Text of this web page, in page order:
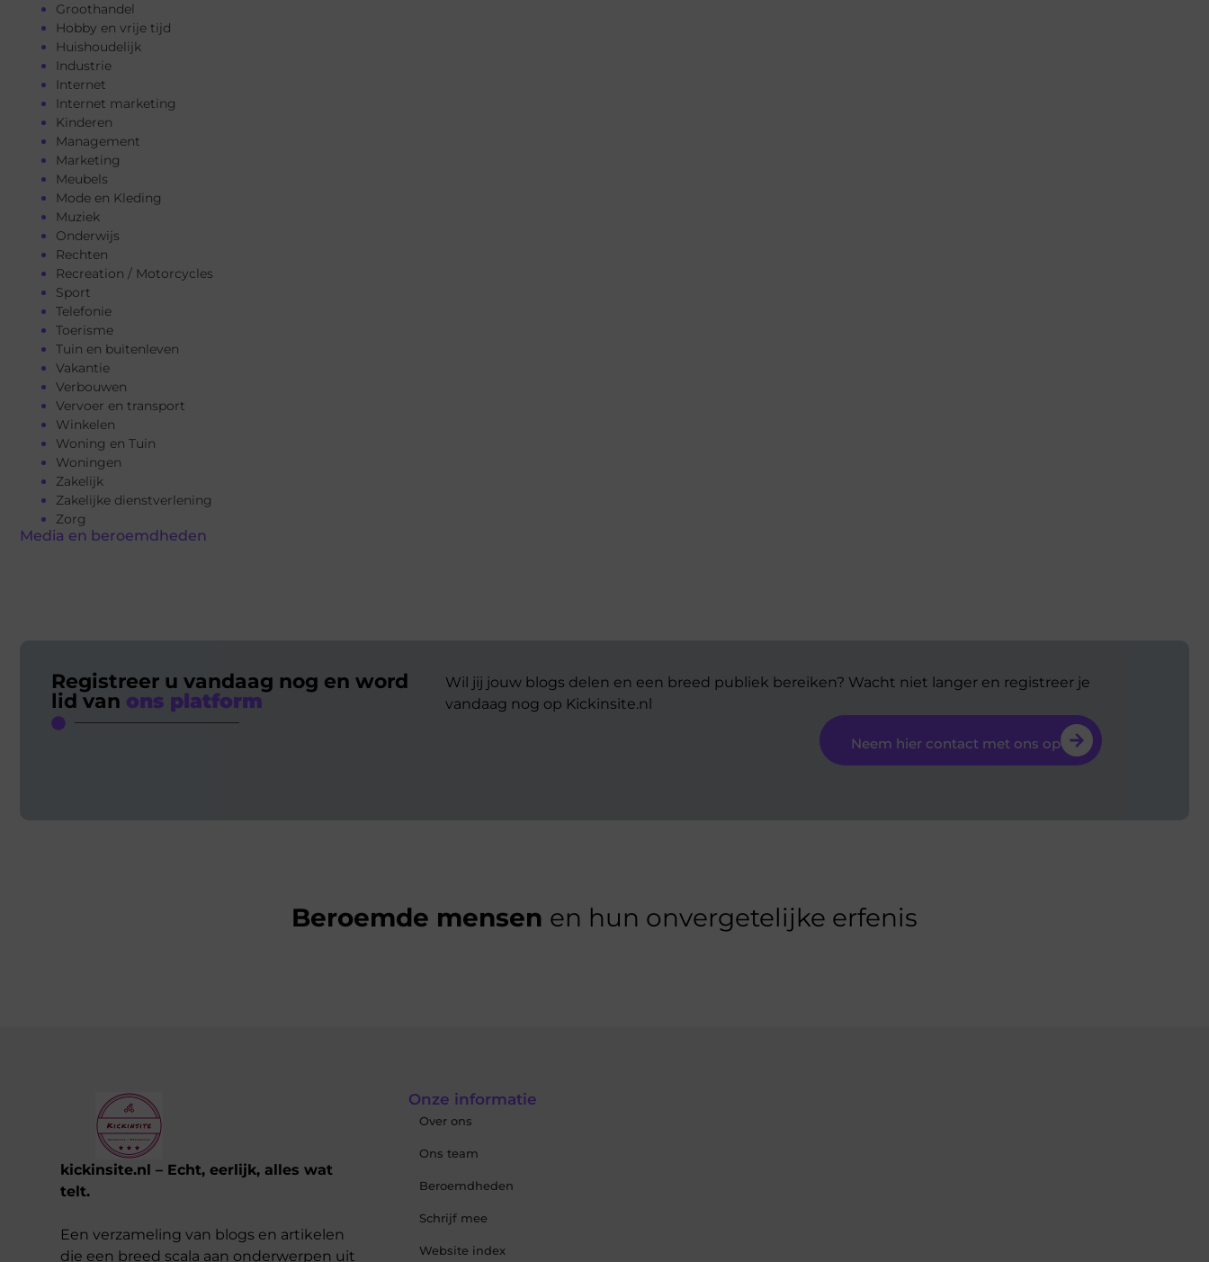
Groothandel
Hobby en vrije tijd
Huishoudelijk
Industrie
Internet
Internet marketing
Kinderen
Management
Marketing
Meubels
Mode en Kleding
Muziek
Onderwijs
Rechten
Recreation / Motorcycles
Sport
Telefonie
Toerisme
Tuin en buitenleven
Vakantie
Verbouwen
Vervoer en transport
Winkelen
Woning en Tuin
Woningen
Zakelijk
Zakelijke dienstverlening
Zorg
Media en beroemdheden
Registreer u vandaag nog en word
lid van ons platform
Wil jij jouw blogs delen en een breed publiek bereiken? Wacht niet langer en registreer je
vandaag nog op Kickinsite.nl
Neem hier contact met ons op
Beroemde mensen en hun onvergetelijke erfenis
kickinsite.nl – Echt, eerlijk, alles wat
telt.
Een verzameling van blogs en artikelen
die een breed scala aan onderwerpen uit
Onze informatie
Over ons
Ons team
Beroemdheden
Schrijf mee
Website index